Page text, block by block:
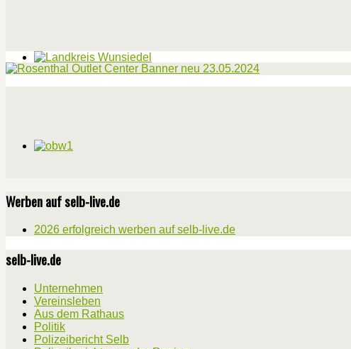
Werben auf selb-live.de
2026 erfolgreich werben auf selb-live.de
selb-live.de
Unternehmen
Vereinsleben
Aus dem Rathaus
Politik
Polizeibericht Selb